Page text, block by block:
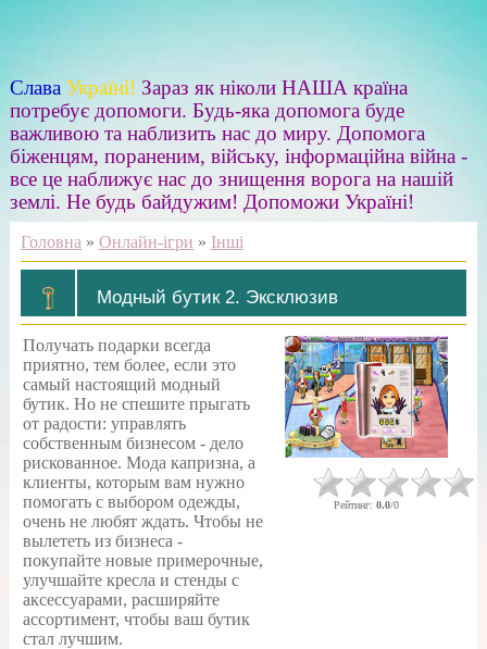
Слава Україні! Зараз як ніколи НАША країна
потребує допомоги. Будь-яка допомога буде
важливою та наблизить нас до миру. Допомога
біженцям, пораненим, війську, інформаційна війна -
все це наближує нас до знищення ворога на нашій
землі. Не будь байдужим! Допоможи Україні!
Головна » Онлайн-ігри » Інші
Модный бутик 2. Эксклюзив
Получать подарки всегда
приятно, тем более, если это
самый настоящий модный
бутик. Но не спешите прыгать
от радости: управлять
собственным бизнесом - дело
рискованное. Мода капризна, а
клиенты, которым вам нужно
помогать с выбором одежды,
очень не любят ждать. Чтобы не
вылететь из бизнеса -
покупайте новые примерочные,
улучшайте кресла и стенды с
аксессуарами, расширяйте
ассортимент, чтобы ваш бутик
стал лучшим.
Рейтинг: 0.0/0